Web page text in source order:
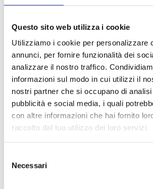
Questo sito web utilizza i cookie
Utilizziamo i cookie per personalizzare
annunci, per fornire funzionalità dei
analizzare il nostro traffico.
informazioni sul modo in cui utilizzi il
nostri partner che si occupano di
pubblicità e social media, i quali
con altre informazioni che hai fornito
raccolto dal tuo utilizzo dei loro servizi.
delNecessari
Hai deciso di adottare un
BENESSERE CANE CONSIGLI PRATICI
Lavare il cane in inverno: sì o
Come spesso accade, la verità sta
può lavare il cane in inverno, ma
accortezze.
READ MORE